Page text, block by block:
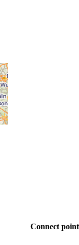
Connect